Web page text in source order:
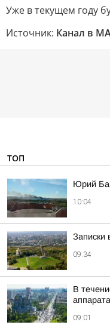
Уже в текущем году
Источник: Канал в
ТОП
Юрий
10:04
Записки
09:34
В
09:01